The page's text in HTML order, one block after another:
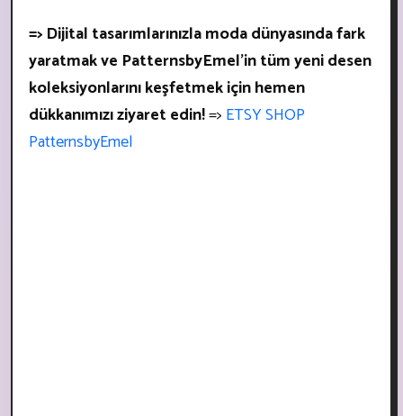
=> Dijital tasarımlarınızla moda dünyasında fark
yaratmak ve PatternsbyEmel'in tüm yeni desen
koleksiyonlarını keşfetmek için hemen
dükkanımızı ziyaret edin!=> ETSY SHOP
PatternsbyEmel